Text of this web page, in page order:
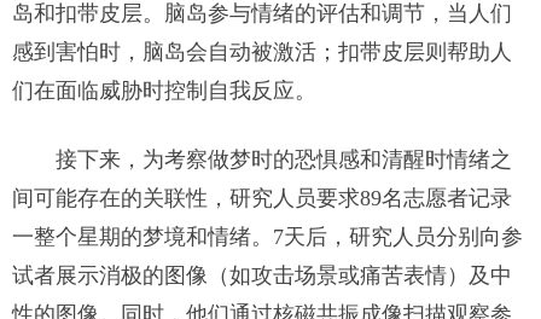
岛和扣带皮层。脑岛参与情绪的评估和调节，当人们
感到害怕时，脑岛会自动被激活；扣带皮层则帮助人
们在面临威胁时控制自我反应。
接下来，为考察做梦时的恐惧感和清醒时情绪之
间可能存在的关联性，研究人员要求89名志愿者记录
一整个星期的梦境和情绪。7天后，研究人员分别向参
试者展示消极的图像（如攻击场景或痛苦表情）及中